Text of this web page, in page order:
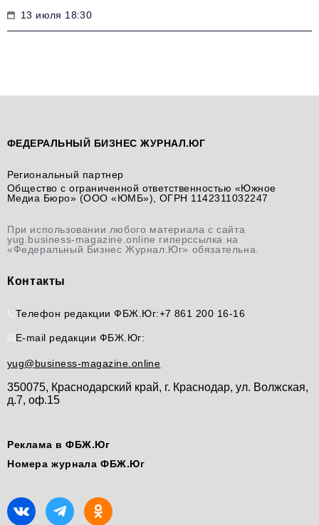
13 июля 18:30
ФЕДЕРАЛЬНЫЙ БИЗНЕС ЖУРНАЛ.ЮГ
Региональный партнер
Общество с ограниченной ответственностью «Южное
Медиа Бюро» (ООО «ЮМБ»), ОГРН 1142311032247
При использовании любого материала с сайта
yug.business-magazine.online гиперссылка на
«Федеральный Бизнес Журнал.Юг» обязательна.
Контакты
Телефон редакции ФБЖ.Юг:+7 861 200 16-16
E-mail редакции ФБЖ.Юг:
yug@business-magazine.online
350075, Краснодарский край, г. Краснодар, ул. Волжская,
д.7, оф.15
Реклама в ФБЖ.Юг
Номера журнала ФБЖ.Юг